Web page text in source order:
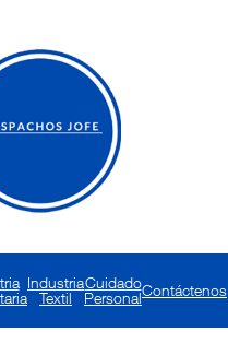
Industria
Textil
Cuidado
PersonalContáctenos